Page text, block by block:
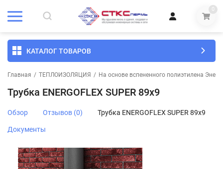
0
КАТАЛОГ ТОВАРОВ
Главная / ТЕПЛОИЗОЛЯЦИЯ / На основе вспененного полиэтилена
Трубка ENERGOFLEX SUPER 89х9
Обзор Отзывов (0) Трубка ENERGOFLEX SUPER 89х9
Документы